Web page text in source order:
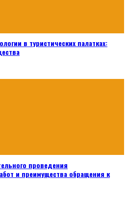
в туристических палатках:
проведения
и преимущества обращения к